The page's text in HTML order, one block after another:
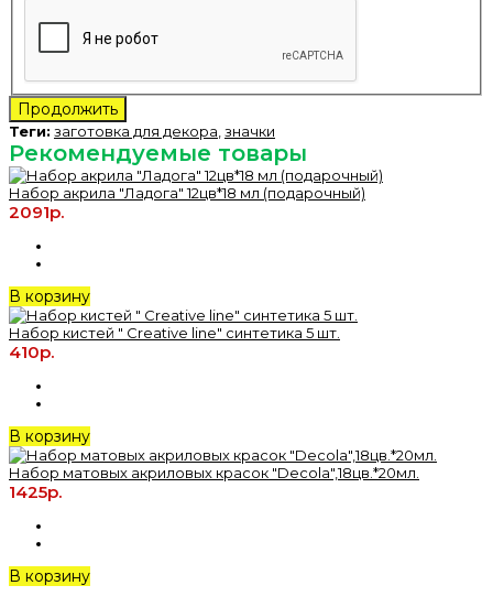
Продолжить
Теги: заготовка для декора значки
Рекомендуемые товары
Набор акрила "Ладога" 12цв*18 мл (подарочный)
2091р.
В корзину
Набор кистей " Creative line" синтетика 5 шт.
410р.
В корзину
Набор матовых акриловых красок "Decola",18цв.*20мл.
1425р.
В корзину